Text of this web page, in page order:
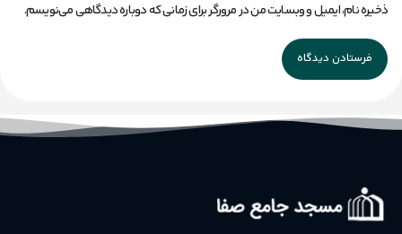
ذخیره نام، ایمیل و وبسایت من در مرورگر برای زمانی که دوباره دیدگاهی می‌نویسم.